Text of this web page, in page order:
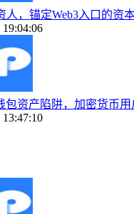
人，锚定Web3入口的资
19:04:06
包资产陷阱，加密货币
13:47:10